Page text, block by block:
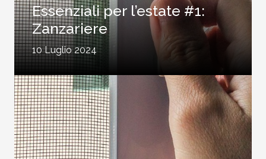
Essenziali per l’estate #1:
Zanzariere
10 Luglio 2024